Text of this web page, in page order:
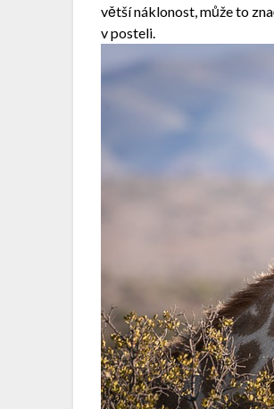
větší náklonost, může to
v posteli.